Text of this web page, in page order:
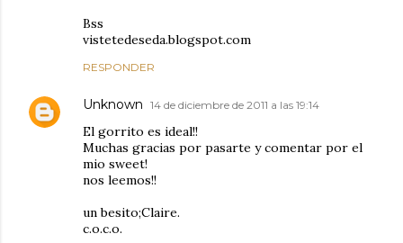
Bss
vistetedeseda.blogspot.com
RESPONDER
Unknown 14 de diciembre de 2011 a las 19:14
El gorrito es ideal!!
Muchas gracias por pasarte y comentar por el
mio sweet!
nos leemos!!
un besito;Claire.
c.o.c.o.